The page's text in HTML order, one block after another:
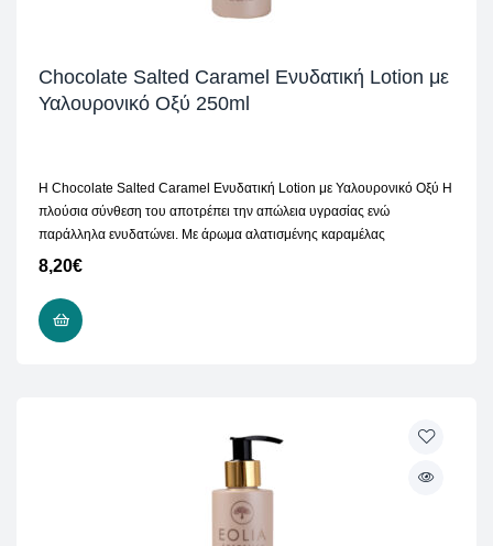
Chocolate Salted Caramel Ενυδατική Lotion με
Υαλουρονικό Οξύ 250ml
H Chocolate Salted Caramel Ενυδατική Lotion με Υαλουρονικό Οξύ Η
πλούσια σύνθεση του αποτρέπει την απώλεια υγρασίας ενώ
παράλληλα ενυδατώνει. Με άρωμα αλατισμένης καραμέλας
8,20€